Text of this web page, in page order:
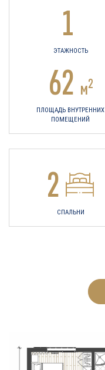
1
ЭТАЖНОСТЬ
62 м2
ПЛОЩАДЬ ВНУТРЕННИХ
ПОМЕЩЕНИЙ
2
СПАЛЬНИ